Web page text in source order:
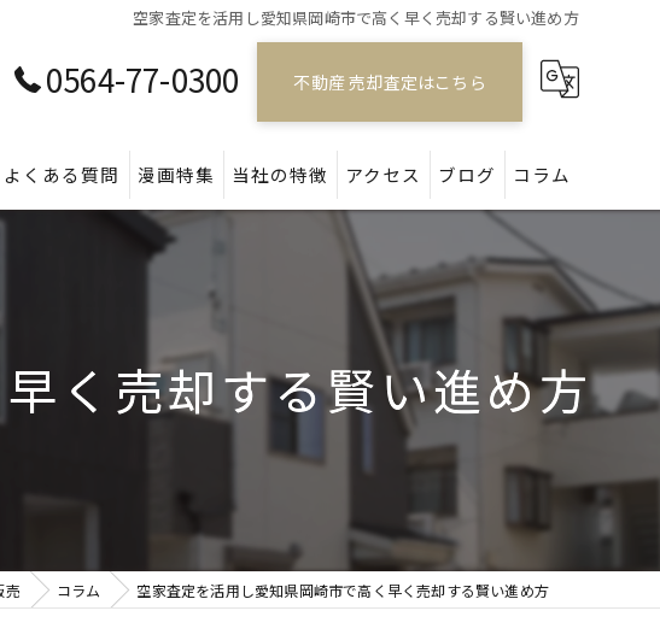
空家査定を活用し愛知県岡崎市で高く早く売却する賢い進め方
0564-77-0300 不動産 売却査定はこちら
よくある質問 漫画特集 当社の特徴
アパート
アクセス ブログ コラム
く売却する賢い進め方
売 コラム 空家査定を活用し愛知県岡崎市で高く早く売却する賢い進め方